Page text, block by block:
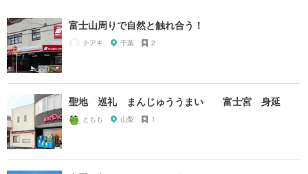
富士山周りで自然と触れ合う！
チアキ 千葉 2
聖地 巡礼 まんじゅううまい 富士宮 身延
ともも 山梨 1